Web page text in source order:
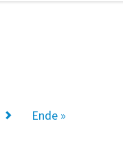
Ende »